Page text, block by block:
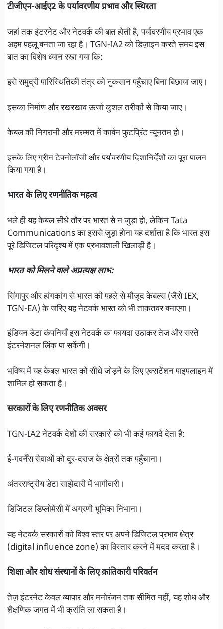
टीजीएन-आईए2 के पर्यावरणीय प्रभाव और स्थिरता
जहां तक इंटरनेट और नेटवर्क की बात होती है, पर्यावरणीय प्रभाव एक
अहम पहलू बनता जा रहा है। TGN-IA2 को डिज़ाइन करते समय इस
बात का विशेष ध्यान रखा गया कि:
इसे समुद्री पारिस्थितिकी तंत्र को नुकसान पहुँचाए बिना बिछाया जाए।
इसका निर्माण और रखरखाव ऊर्जा कुशल तरीकों से किया जाए।
केबल की निगरानी और मरम्मत में कार्बन फुटप्रिंट न्यूनतम हो।
इसके लिए ग्रीन टेक्नोलॉजी और पर्यावरणीय दिशानिर्देशों का पूरा पालन
किया गया है।
भारत के लिए रणनीतिक महत्व
भले ही यह केबल सीधे तौर पर भारत से न जुड़ा हो, लेकिन Tata
Communications का इससे जुड़ा होना यह दर्शाता है कि भारत इस
पूरे डिजिटल परिदृश्य में एक प्रभावशाली खिलाड़ी है।
भारत को मिलने वाले अप्रत्यक्ष लाभ:
सिंगापुर और हांगकांग से भारत की पहले से मौजूद केबल्स (जैसे IEX,
TGN-EA) के जरिए यह नेटवर्क भारत को भी ताकतवर बनाएगा।
इंडियन डेटा कंपनियाँ इस नेटवर्क का फायदा उठाकर तेज और सस्ते
इंटरनेशनल लिंक पा सकेंगी।
भविष्य में यह केबल भारत को सीधे जोड़ने के लिए एक्सटेंशन पाइपलाइन में
शामिल हो सकता है।
सरकारों के लिए रणनीतिक अवसर
TGN-IA2 नेटवर्क देशों की सरकारों को भी कई फायदे देता है:
ई-गवर्नेंस सेवाओं को दूर-दराज के क्षेत्रों तक पहुँचाना।
अंतरराष्ट्रीय डेटा साझेदारी में भागीदारी।
डिजिटल डिप्लोमेसी में अग्रणी भूमिका निभाना।
यह नेटवर्क सरकारों को विश्व स्तर पर अपने डिजिटल प्रभाव क्षेत्र
(digital influence zone) का विस्तार करने में मदद करता है।
शिक्षा और शोध संस्थानों के लिए क्रांतिकारी परिवर्तन
तेज़ इंटरनेट केवल व्यापार और मनोरंजन तक सीमित नहीं, यह शोध और
शैक्षणिक जगत में भी क्रांति ला सकता है।